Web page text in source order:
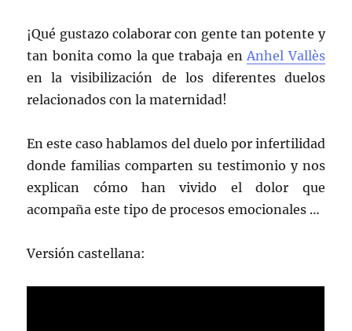
¡Qué gustazo colaborar con gente tan potente y
tan bonita como la que trabaja en Anhel Vallès
en la visibilización de los diferentes duelos
relacionados con la maternidad!
En este caso hablamos del duelo por infertilidad
donde familias comparten su testimonio y nos
explican cómo han vivido el dolor que
acompaña este tipo de procesos emocionales …
Versión castellana: